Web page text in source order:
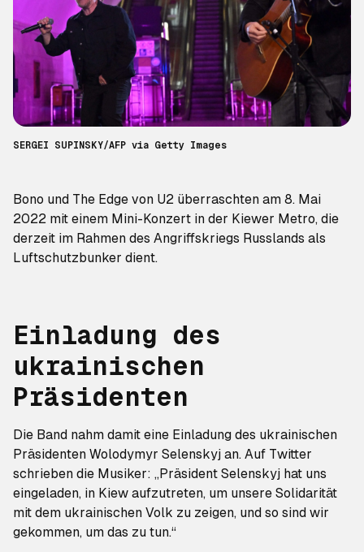
SERGEI SUPINSKY/AFP via Getty Images
Bono und The Edge von U2 überraschten am 8. Mai
2022 mit einem Mini-Konzert in der Kiewer Metro, die
derzeit im Rahmen des Angriffskriegs Russlands als
Luftschutzbunker dient.
Einladung des
ukrainischen
Präsidenten
Die Band nahm damit eine Einladung des ukrainischen
Präsidenten Wolodymyr Selenskyj an. Auf Twitter
schrieben die Musiker: „Präsident Selenskyj hat uns
eingeladen, in Kiew aufzutreten, um unsere Solidarität
mit dem ukrainischen Volk zu zeigen, und so sind wir
gekommen, um das zu tun.“